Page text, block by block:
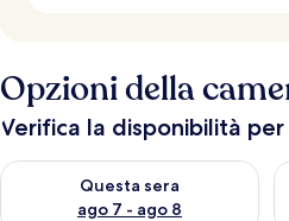
Opzioni della
Verifica la disponibilità
Questa sera
ago 7 - ago 8
Verifica la disponibilità per questa